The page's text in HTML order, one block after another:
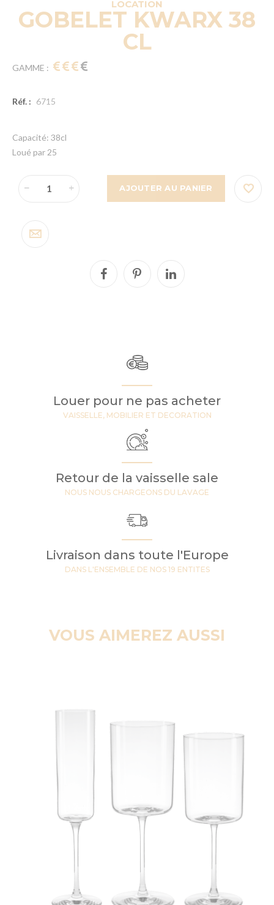
LOCATION
GOBELET KWARX 38
CL
GAMME :
Réf. : 6715
Capacité: 38cl
Loué par 25
AJOUTER AU PANIER
Louer pour ne pas acheter
VAISSELLE, MOBILIER ET DECORATION
Retour de la vaisselle sale
NOUS NOUS CHARGEONS DU LAVAGE
Livraison dans toute l'Europe
DANS L'ENSEMBLE DE NOS 19 ENTITES
VOUS AIMEREZ AUSSI